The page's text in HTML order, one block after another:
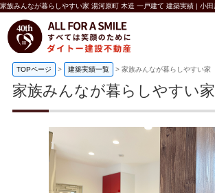
TOPページ > 建築実績一覧 > 家族みんなが暮らしやすい家
家族みんなが暮らしやすい家